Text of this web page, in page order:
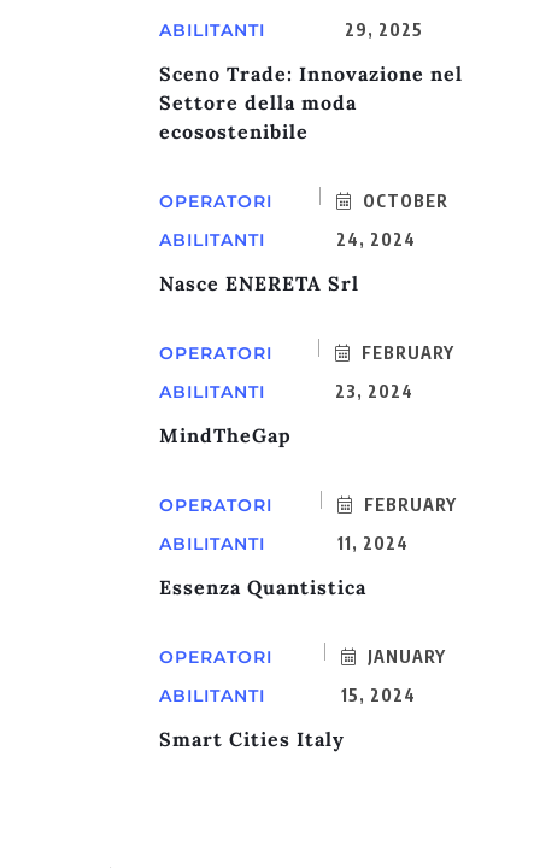
ABILITANTI
29, 2025
Sceno Trade: Innovazione nel
Settore della moda
ecosostenibile
OPERATORI
ABILITANTI
OCTOBER
24, 2024
Nasce ENERETA Srl
OPERATORI
ABILITANTI
FEBRUARY
23, 2024
MindTheGap
OPERATORI
ABILITANTI
FEBRUARY
11, 2024
Essenza Quantistica
OPERATORI
ABILITANTI
JANUARY
15, 2024
Smart Cities Italy